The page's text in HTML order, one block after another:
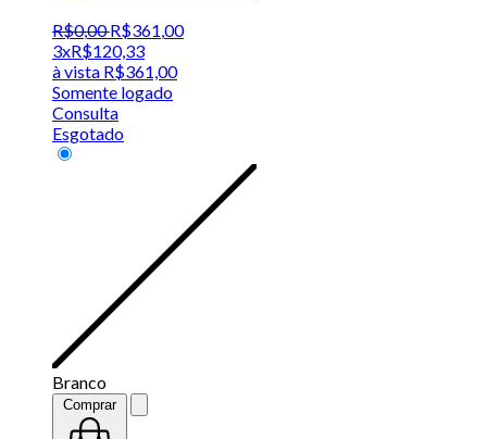
R$0,00 R$361,00
3xR$120,33
à vista R$361,00
Somente logado
Consulta
Esgotado
Branco
Comprar